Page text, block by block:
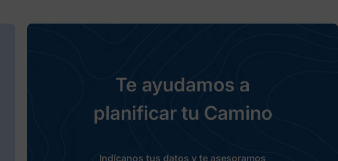
Te ayudamos a
planificar tu Camino
Indícanos tus datos y te asesoramos